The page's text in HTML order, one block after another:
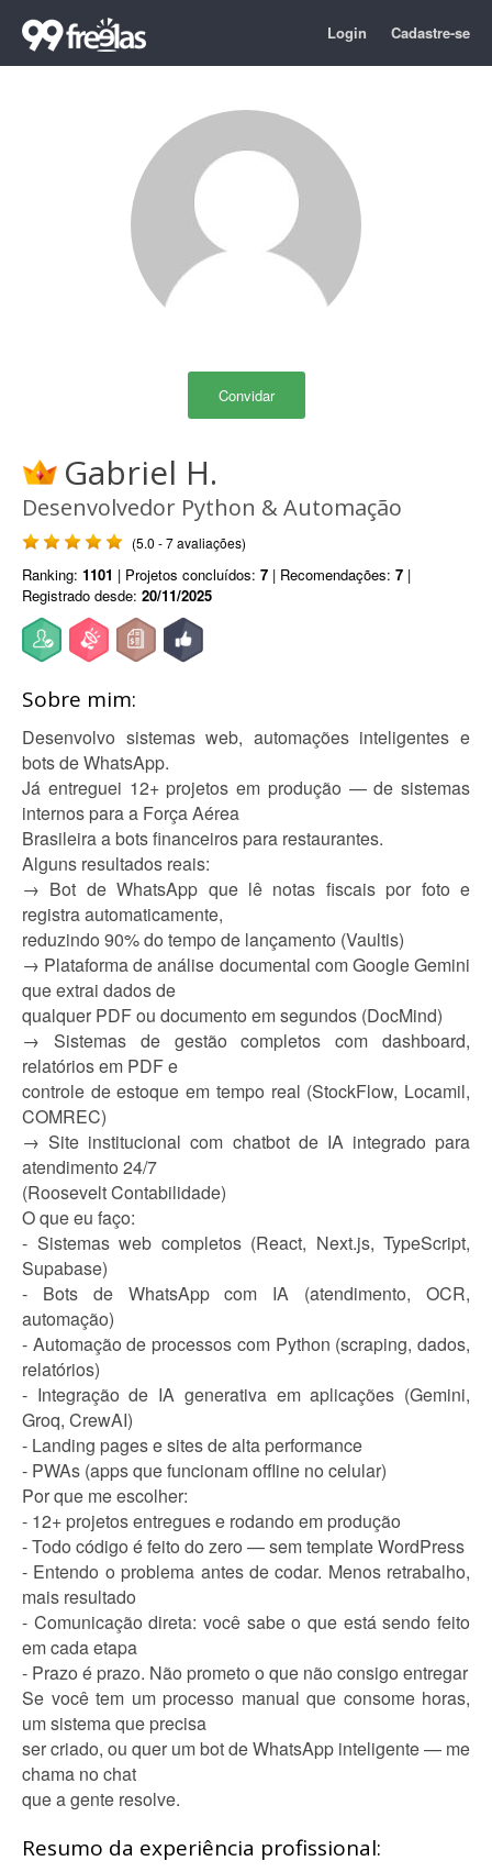
Login Cadastre-se
Convidar
Gabriel H.
Desenvolvedor Python & Automação
(5.0 - 7 avaliações)
Ranking: 1101 | Projetos concluídos: 7 | Recomendações: 7 |
Registrado desde: 20/11/2025
Sobre mim:
Desenvolvo sistemas web, automações inteligentes e
bots de WhatsApp.
Já entreguei 12+ projetos em produção — de sistemas
internos para a Força Aérea
Brasileira a bots financeiros para restaurantes.
Alguns resultados reais:
→ Bot de WhatsApp que lê notas fiscais por foto e
registra automaticamente,
reduzindo 90% do tempo de lançamento (Vaultis)
→ Plataforma de análise documental com Google Gemini
que extrai dados de
qualquer PDF ou documento em segundos (DocMind)
→ Sistemas de gestão completos com dashboard,
relatórios em PDF e
controle de estoque em tempo real (StockFlow, Locamil,
COMREC)
→ Site institucional com chatbot de IA integrado para
atendimento 24/7
(Roosevelt Contabilidade)
O que eu faço:
- Sistemas web completos (React, Next.js, TypeScript,
Supabase)
- Bots de WhatsApp com IA (atendimento, OCR,
automação)
- Automação de processos com Python (scraping, dados,
relatórios)
- Integração de IA generativa em aplicações (Gemini,
Groq, CrewAI)
- Landing pages e sites de alta performance
- PWAs (apps que funcionam offline no celular)
Por que me escolher:
- 12+ projetos entregues e rodando em produção
- Todo código é feito do zero — sem template WordPress
- Entendo o problema antes de codar. Menos retrabalho,
mais resultado
- Comunicação direta: você sabe o que está sendo feito
em cada etapa
- Prazo é prazo. Não prometo o que não consigo entregar
Se você tem um processo manual que consome horas,
um sistema que precisa
ser criado, ou quer um bot de WhatsApp inteligente — me
chama no chat
que a gente resolve.
Resumo da experiência profissional: